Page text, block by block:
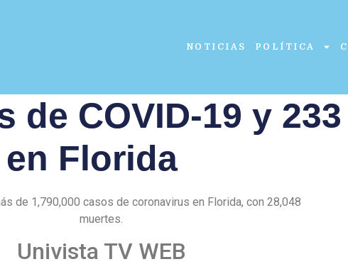
NOTICIAS POLÍTICA
de COVID-19 y
en Florida
de 1,790,000 casos de coronavirus en Florida, con 28,048
muertes.
Univista TV WEB